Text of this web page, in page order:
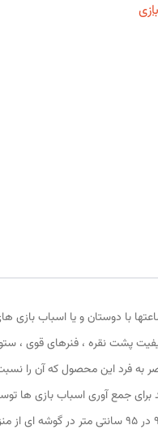
با دوستان و یا اسباب
پشت نقره ، فنرهای قوی
به فرد این محصول که آن را
برای جمع آوری اسباب بازی
دایره ای شکل 40 سانتی متری به راحتی باز و بسته می شود